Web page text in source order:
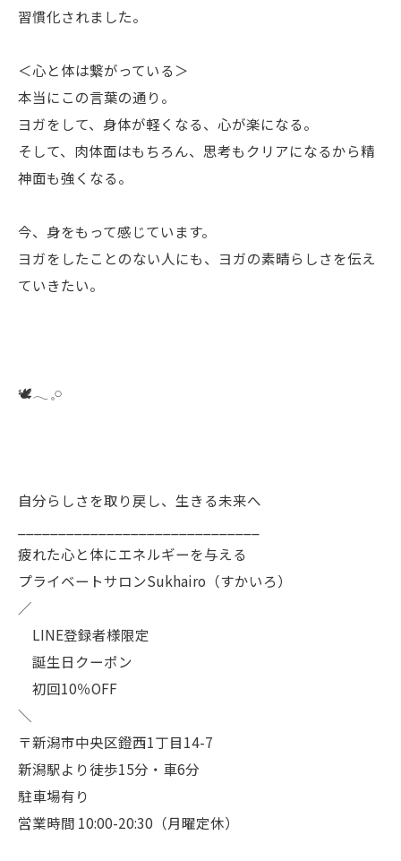
習慣化されました。
＜心と体は繋がっている＞
本当にこの言葉の通り。
ヨガをして、身体が軽くなる、心が楽になる。
そして、肉体面はもちろん、思考もクリアになるから精
神面も強くなる。
今、身をもって感じています。
ヨガをしたことのない人にも、ヨガの素晴らしさを伝え
ていきたい。
🕊️𓂃 𓈒𓏸
自分らしさを取り戻し、生きる未来へ
疲れた心と体にエネルギーを与える
プライベートサロンSukhairo（すかいろ）
／
LINE登録者様限定
誕生日クーポン
初回10％OFF
＼
〒新潟市中央区鐙西1丁目14-7
新潟駅より徒歩15分・車6分
駐車場有り
営業時間 10:00-20:30（月曜定休）